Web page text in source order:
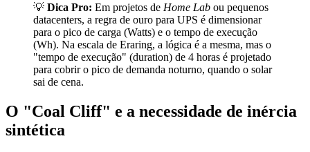
💡 Dica Pro: Em projetos de Home Lab ou pequenos
datacenters, a regra de ouro para UPS é dimensionar
para o pico de carga (Watts) e o tempo de execução
(Wh). Na escala de Eraring, a lógica é a mesma, mas o
"tempo de execução" (duration) de 4 horas é projetado
para cobrir o pico de demanda noturno, quando o solar
sai de cena.
O "Coal Cliff" e a necessidade de inércia
sintética